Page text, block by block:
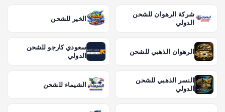
د
د
ص
ف
شركة الرهوان للشحن
الدولي
الخير للشحن
الرهوان الذهبي للشحن
سعودي كارجو للشحن
الدولي
النسر الذهبي للشحن
الدولي
الشيماء للشحن